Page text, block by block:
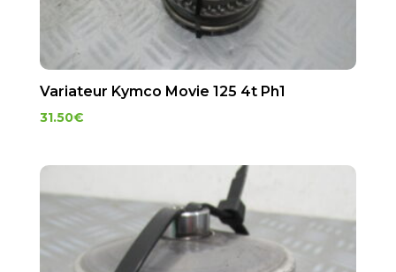
Variateur Kymco Movie 125 4t Ph1
31.50€